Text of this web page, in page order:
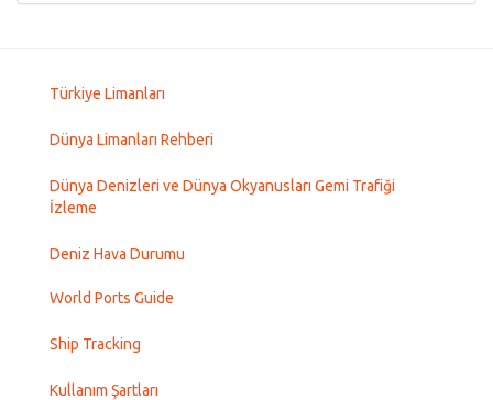
Türkiye Limanları
Dünya Limanları Rehberi
Dünya Denizleri ve Dünya Okyanusları Gemi Trafiği
İzleme
Deniz Hava Durumu
World Ports Guide
Ship Tracking
Kullanım Şartları